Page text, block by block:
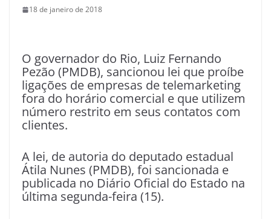
18 de janeiro de 2018
O governador do Rio, Luiz Fernando
Pezão (PMDB), sancionou lei que proíbe
ligações de empresas de telemarketing
fora do horário comercial e que utilizem
número restrito em seus contatos com
clientes.
A lei, de autoria do deputado estadual
Átila Nunes (PMDB), foi sancionada e
publicada no Diário Oficial do Estado na
última segunda-feira (15).